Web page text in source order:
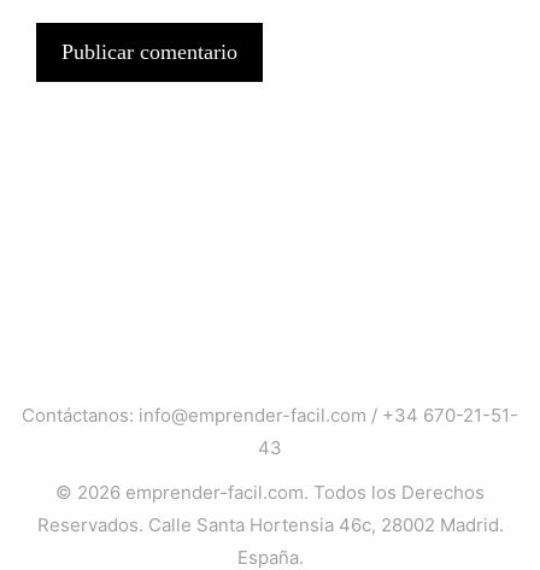
Contáctanos: info@emprender-facil.com / +34 670-21-51-
43
© 2026 emprender-facil.com. Todos los Derechos
Reservados. Calle Santa Hortensia 46c, 28002 Madrid.
España.